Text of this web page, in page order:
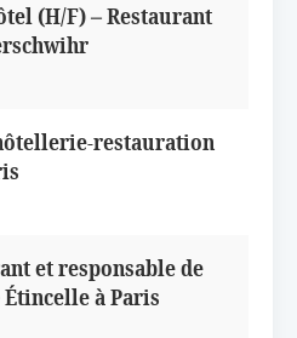
(H/F) – Restaurant
restauration
et responsable de
à Paris